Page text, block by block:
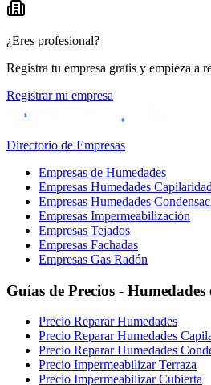
¿Eres profesional?
Registra tu empresa gratis y empieza a
Registrar mi empresa
Directorio de Empresas
Empresas de Humedades
Empresas Humedades Capilaridad
Empresas Humedades
Empresas Impermeabilización
Empresas Tejados
Empresas Fachadas
Empresas Gas Radón
Guías de Precios -
Precio Reparar Humedades
Precio Reparar Humedades
Precio Reparar Humedades
Precio Impermeabilizar Terraza
Precio Impermeabilizar Cubierta